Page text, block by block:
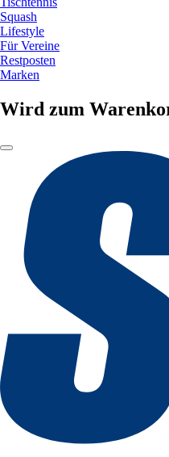
Squash
Lifestyle
Für Vereine
Restposten
Marken
Wird zum